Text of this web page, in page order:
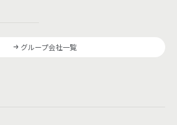
グループ会社一覧